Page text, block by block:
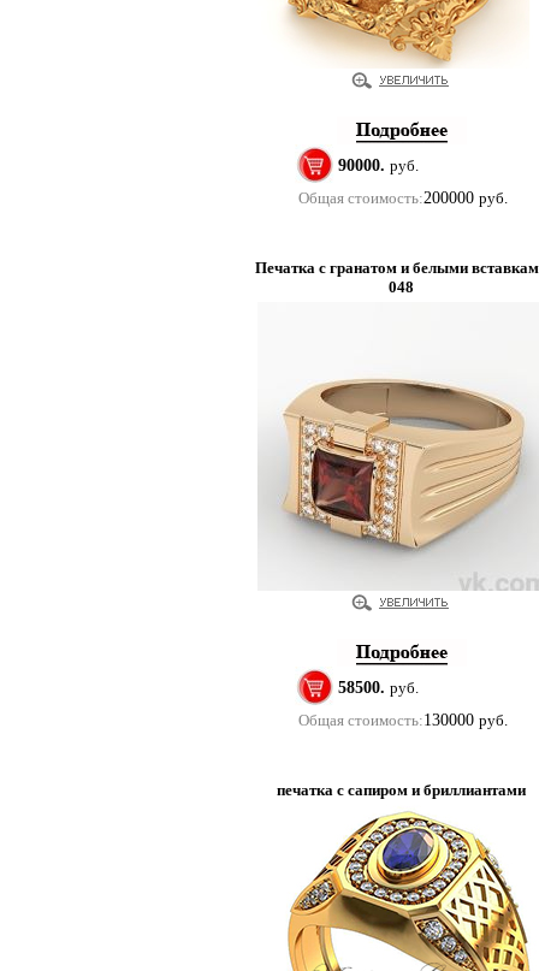
90000. руб.
Общая стоимость:200000 руб.
Печатка с гранатом и белыми
048
58500. руб.
Общая стоимость:130000 руб.
печатка с сапиром и бриллиантами